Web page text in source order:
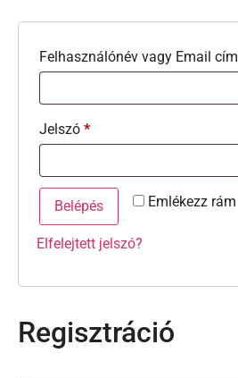
Felhasználónév vagy Email cím
Jelszó *
Emlékezz rám
Belépés
Elfelejtett jelszó?
Regisztráció